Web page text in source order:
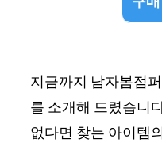
지금까지 남자봄점
를 소개해 드렸습니
없다면 찾는 아이템